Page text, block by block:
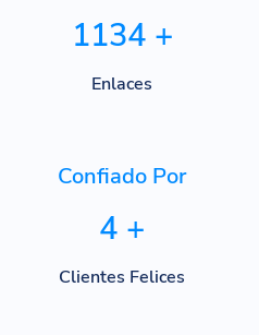
1134 +
Enlaces
Confiado Por
4 +
Clientes Felices